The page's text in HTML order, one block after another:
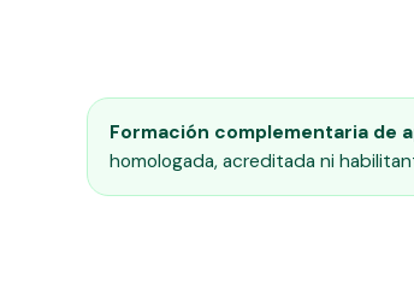
Formación complementaria de
homologada, acreditada ni